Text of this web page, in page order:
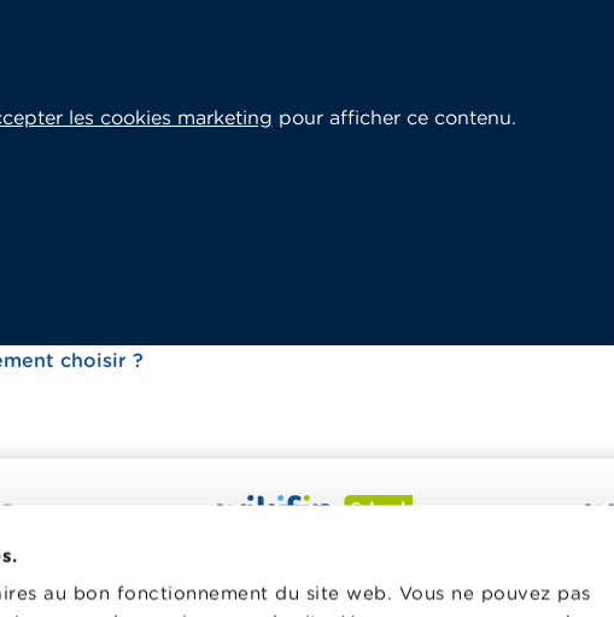
au bon fonctionnement du site web. Vous ne pouvez pas
les cookies marketing pour afficher ce contenu.
choisir ?
aider dans vos
une information
pédagogique varié et des formations pour
les